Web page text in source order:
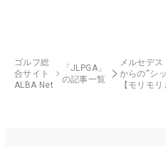
ゴルフ総
合サイト
ALBA Net
「JLPGA」
の記事一覧
メルセデ
からの“シ
【モリモ